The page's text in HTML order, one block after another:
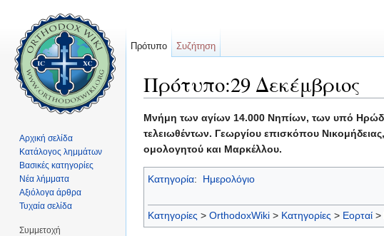
Πρότυπο:29 Δεκέμβριος
Μνήμη των αγίων 14.000 Νηπίων, των υπό
τελειωθέντων. Γεωργίου επισκόπου
ομολογητού και Μαρκέλλου.
Κατηγορία: Ημερολόγιο
Κατηγορίες > OrthodoxWiki > Κατηγορίες > Εορταί >
Πρότυπο Συζήτηση
Αρχική σελίδα
Κατάλογος λημμάτων
Βασικές κατηγορίες
Νέα λήμματα
Αξιόλογα άρθρα
Τυχαία σελίδα
Συμμετοχή